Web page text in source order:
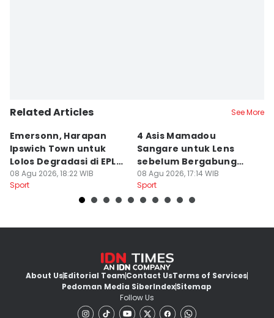
Related Articles See More
Emersonn, Harapan
Ipswich Town untuk
Lolos Degradasi di EPL
2026/2027
08 Agu 2026, 18:22 WIB
Sport
4 Asis Mamadou
Sangare untuk Lens
sebelum Bergabung
dengan Brentford
08 Agu 2026, 17:14 WIB
Sport
About UsEditorial TeamContact UsTerms of Services
Pedoman Media SiberIndexSitemap
Follow Us